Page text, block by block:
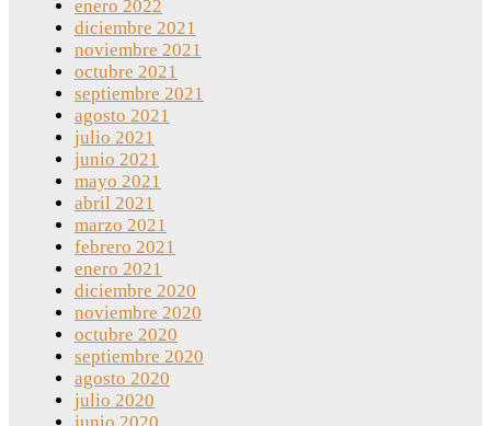
enero 2022
diciembre 2021
noviembre 2021
octubre 2021
septiembre 2021
agosto 2021
julio 2021
junio 2021
mayo 2021
abril 2021
marzo 2021
febrero 2021
enero 2021
diciembre 2020
noviembre 2020
octubre 2020
septiembre 2020
agosto 2020
julio 2020